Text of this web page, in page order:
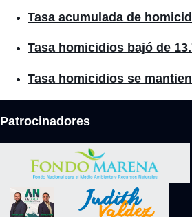
Tasa acumulada de
Tasa homicidios bajó de
Tasa homicidios se
Patrocinadores